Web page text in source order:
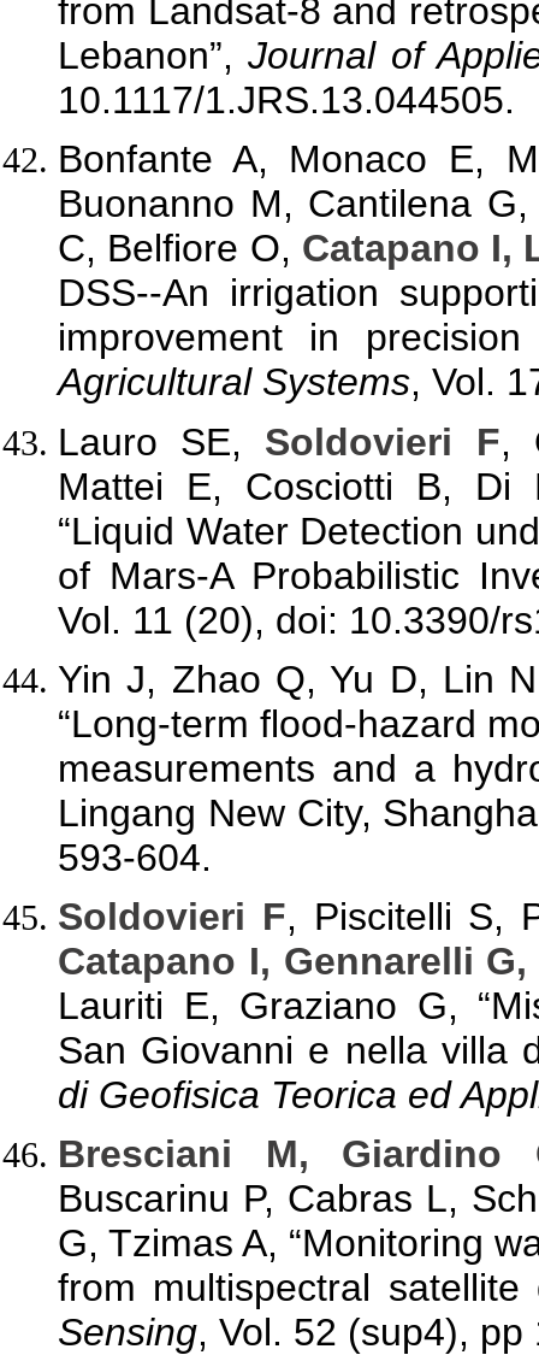
from Landsat-8 and
Lebanon”,Journal of
10.1117/1.JRS.13.044505.
Bonfante A, Monaco E,
Buonanno M, Cantilena
C, Belfiore O, Catapano I,
DSS--An irrigation
improvement in
Agricultural Systems, Vol.
Lauro SE, Soldovieri F,
Mattei E, Cosciotti B, Di
“Liquid Water Detection
of Mars-A Probabilistic
Vol. 11 (20), doi: 10.3390/
Yin J, Zhao Q, Yu D, Lin
“Long-term flood-hazard
measurements and a
Lingang New City,
593-604.
Soldovieri F, Piscitelli S,
Catapano I, Gennarelli
Lauriti E, Graziano G,
San Giovanni e nella villa
di Geofisica Teorica ed
Bresciani M, Giardino
Buscarinu P, Cabras L,
G, Tzimas A, “Monitoring
from multispectral
Sensing, Vol. 52 (sup4), pp